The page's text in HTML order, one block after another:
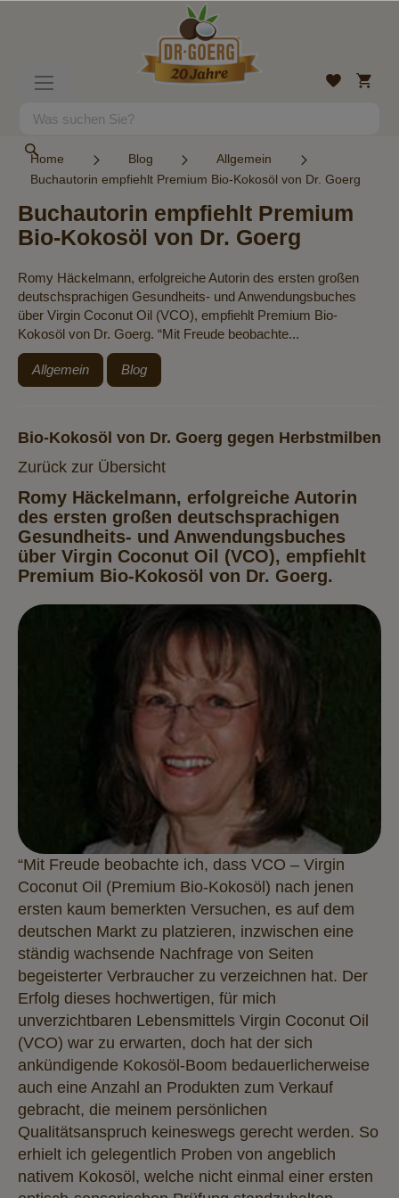
Suche
Wunschliste
Mein
Home Blog
Allgemein
Buchautorin empfiehlt Premium Bio-Kokosöl von Dr. Goerg
Buchautorin empfiehlt Premium
Bio-Kokosöl von Dr. Goerg
Romy Häckelmann, erfolgreiche Autorin des ersten großen
deutschsprachigen Gesundheits- und Anwendungsbuches
über Virgin Coconut Oil (VCO), empfiehlt Premium Bio-
Kokosöl von Dr. Goerg. “Mit Freude beobachte...
Allgemein Blog
Bio-Kokosöl von Dr. Goerg gegen Herbstmilben
Zurück zur Übersicht
Romy Häckelmann, erfolgreiche Autorin
des ersten großen deutschsprachigen
Gesundheits- und Anwendungsbuches
über Virgin Coconut Oil (VCO), empfiehlt
Premium Bio-Kokosöl von Dr. Goerg.
“Mit Freude beobachte ich, dass VCO – Virgin
Coconut Oil (Premium Bio-Kokosöl) nach jenen
ersten kaum bemerkten Versuchen, es auf dem
deutschen Markt zu platzieren, inzwischen eine
ständig wachsende Nachfrage von Seiten
begeisterter Verbraucher zu verzeichnen hat. Der
Erfolg dieses hochwertigen, für mich
unverzichtbaren Lebensmittels Virgin Coconut Oil
(VCO) war zu erwarten, doch hat der sich
ankündigende Kokosöl-Boom bedauerlicherweise
auch eine Anzahl an Produkten zum Verkauf
gebracht, die meinem persönlichen
Qualitätsanspruch keineswegs gerecht werden. So
erhielt ich gelegentlich Proben von angeblich
nativem Kokosöl, welche nicht einmal einer ersten